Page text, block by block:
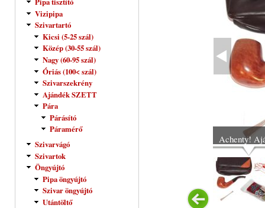
Vizipipa
Szivartartó
Kicsi (5-25 szál)
Közép (30-55 szál)
Nagy (60-95 szál)
Óriás (100< szál)
Szivarszekrény
Ajándék SZETT
Pára
Párásító
Páramérő
Szivarvágó
Szivartok
Öngyújtó
Pipa öngyújtó
Szivar öngyújtó
Utántöltő
Achenty!